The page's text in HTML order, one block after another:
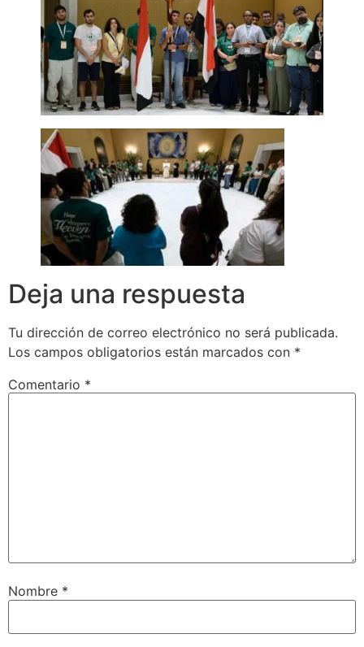
Deja una respuesta
Tu dirección de correo electrónico no será publicada.
Los campos obligatorios están marcados con *
Comentario *
Nombre *